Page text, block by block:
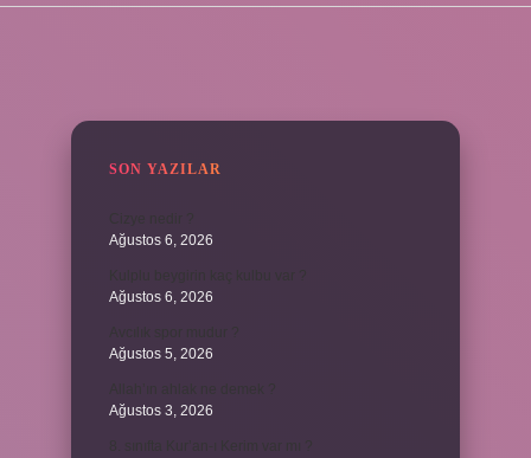
SON YAZILAR
Ağustos 6, 2026
Ağustos 6, 2026
Ağustos 5, 2026
Ağustos 3, 2026